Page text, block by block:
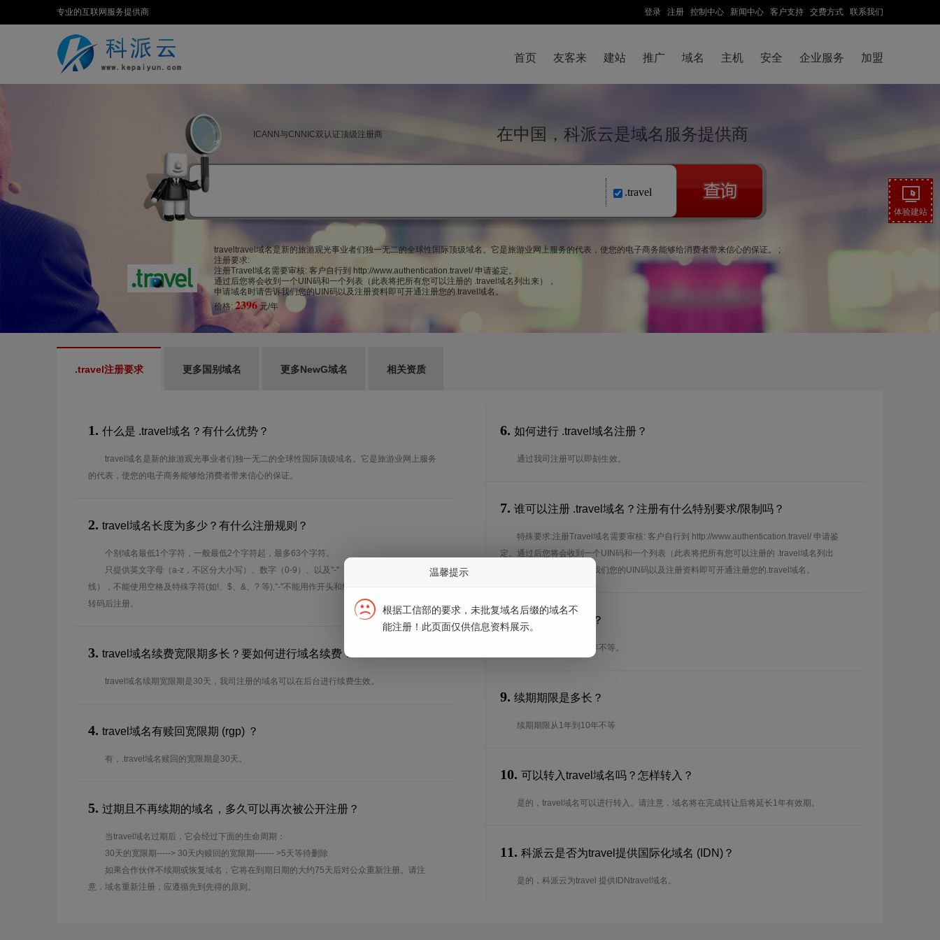
专业的互联网服务提供商 登录 注册 控制中心 新闻中心 客户支持 交费方式 联系我们
首页 友客来 建站 推广 域名 主机 安全 企业服务 加盟
ICANN与CNNIC双认证顶级注册商 在中国，科派云是域名服务提供商
.travel
traveltravel域名是新的旅游观光事业者们独一无二的全球性国际顶级域名。它是旅游业网上服务的代表，使您的电子商务能够给消费者带来信心的保证。 ;
注册要求:
注册Travel域名需要审核: 客户自行到 http://www.authentication.travel/ 申请鉴定。
通过后您将会收到一个UIN码和一个列表（此表将把所有您可以注册的 .travel域名列出来），
申请域名时请告诉我们您的UIN码以及注册资料即可开通注册您的.travel域名。
价格: 2396 元/年
.travel注册要求 更多国别域名 更多NewG域名 相关资质
1. 什么是 .travel域名？有什么优势？
travel域名是新的旅游观光事业者们独一无二的全球性国际顶级域名。它是旅游业网上服务
的代表，使您的电子商务能够给消费者带来信心的保证。
2. travel域名长度为多少？有什么注册规则？
个别域名最低1个字符，一般最低2个字符起，最多63个字符。
只提供英文字母（a-z，不区分大小写）、数字（0-9）、以及"-"（英文中的连词号，即中横
线），不能使用空格及特殊字符(如!、$、&、? 等),"-"不能用作开头和结尾。注*中文域名实际是
转码后注册。
3. travel域名续费宽限期多长？要如何进行域名续费？
travel域名续期宽限期是30天，我司注册的域名可以在后台进行续费生效。
4. travel域名有赎回宽限期 (rgp) ？
有，.travel域名赎回的宽限期是30天。
5. 过期且不再续期的域名，多久可以再次被公开注册？
当travel域名过期后，它会经过下面的生命周期：
30天的宽限期-----> 30天内赎回的宽限期------- >5天等待删除
如果合作伙伴不续期或恢复域名，它将在到期日期的大约75天后对公众重新注册。请注
意，域名重新注册，应遵循先到先得的原则。
6. 如何进行 .travel域名注册？
通过我司注册可以即刻生效。
7. 谁可以注册 .travel域名？注册有什么特别要求/限制吗？
特殊要求:注册Travel域名需要审核: 客户自行到 http://www.authentication.travel/ 申请鉴
定。通过后您将会收到一个UIN码和一个列表（此表将把所有您可以注册的 .travel域名列出
来），申请域名时请告诉我们您的UIN码以及注册资料即可开通注册您的.travel域名。
8. 注册期限是多长？
注册期限从1年到10年不等。
9. 续期期限是多长？
续期期限从1年到10年不等
10. 可以转入travel域名吗？怎样转入？
是的，travel域名可以进行转入。请注意，域名将在完成转让后将延长1年有效期。
11. 科派云是否为travel提供国际化域名 (IDN)？
是的，科派云为travel 提供IDNtravel域名。
体验建站
温馨提示
根据工信部的要求，未批复域名后缀的域名不
能注册！此页面仅供信息资料展示。